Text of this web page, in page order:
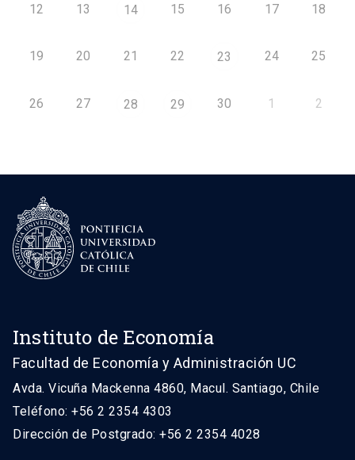
12 13 14 15 16 17 18
19 20 21 22 23 24 25
26 27 28 29 30 1 2
Instituto de Economía
Facultad de Economía y Administración UC
Avda. Vicuña Mackenna 4860, Macul. Santiago, Chile
Teléfono: +56 2 2354 4303
Dirección de Postgrado: +56 2 2354 4028